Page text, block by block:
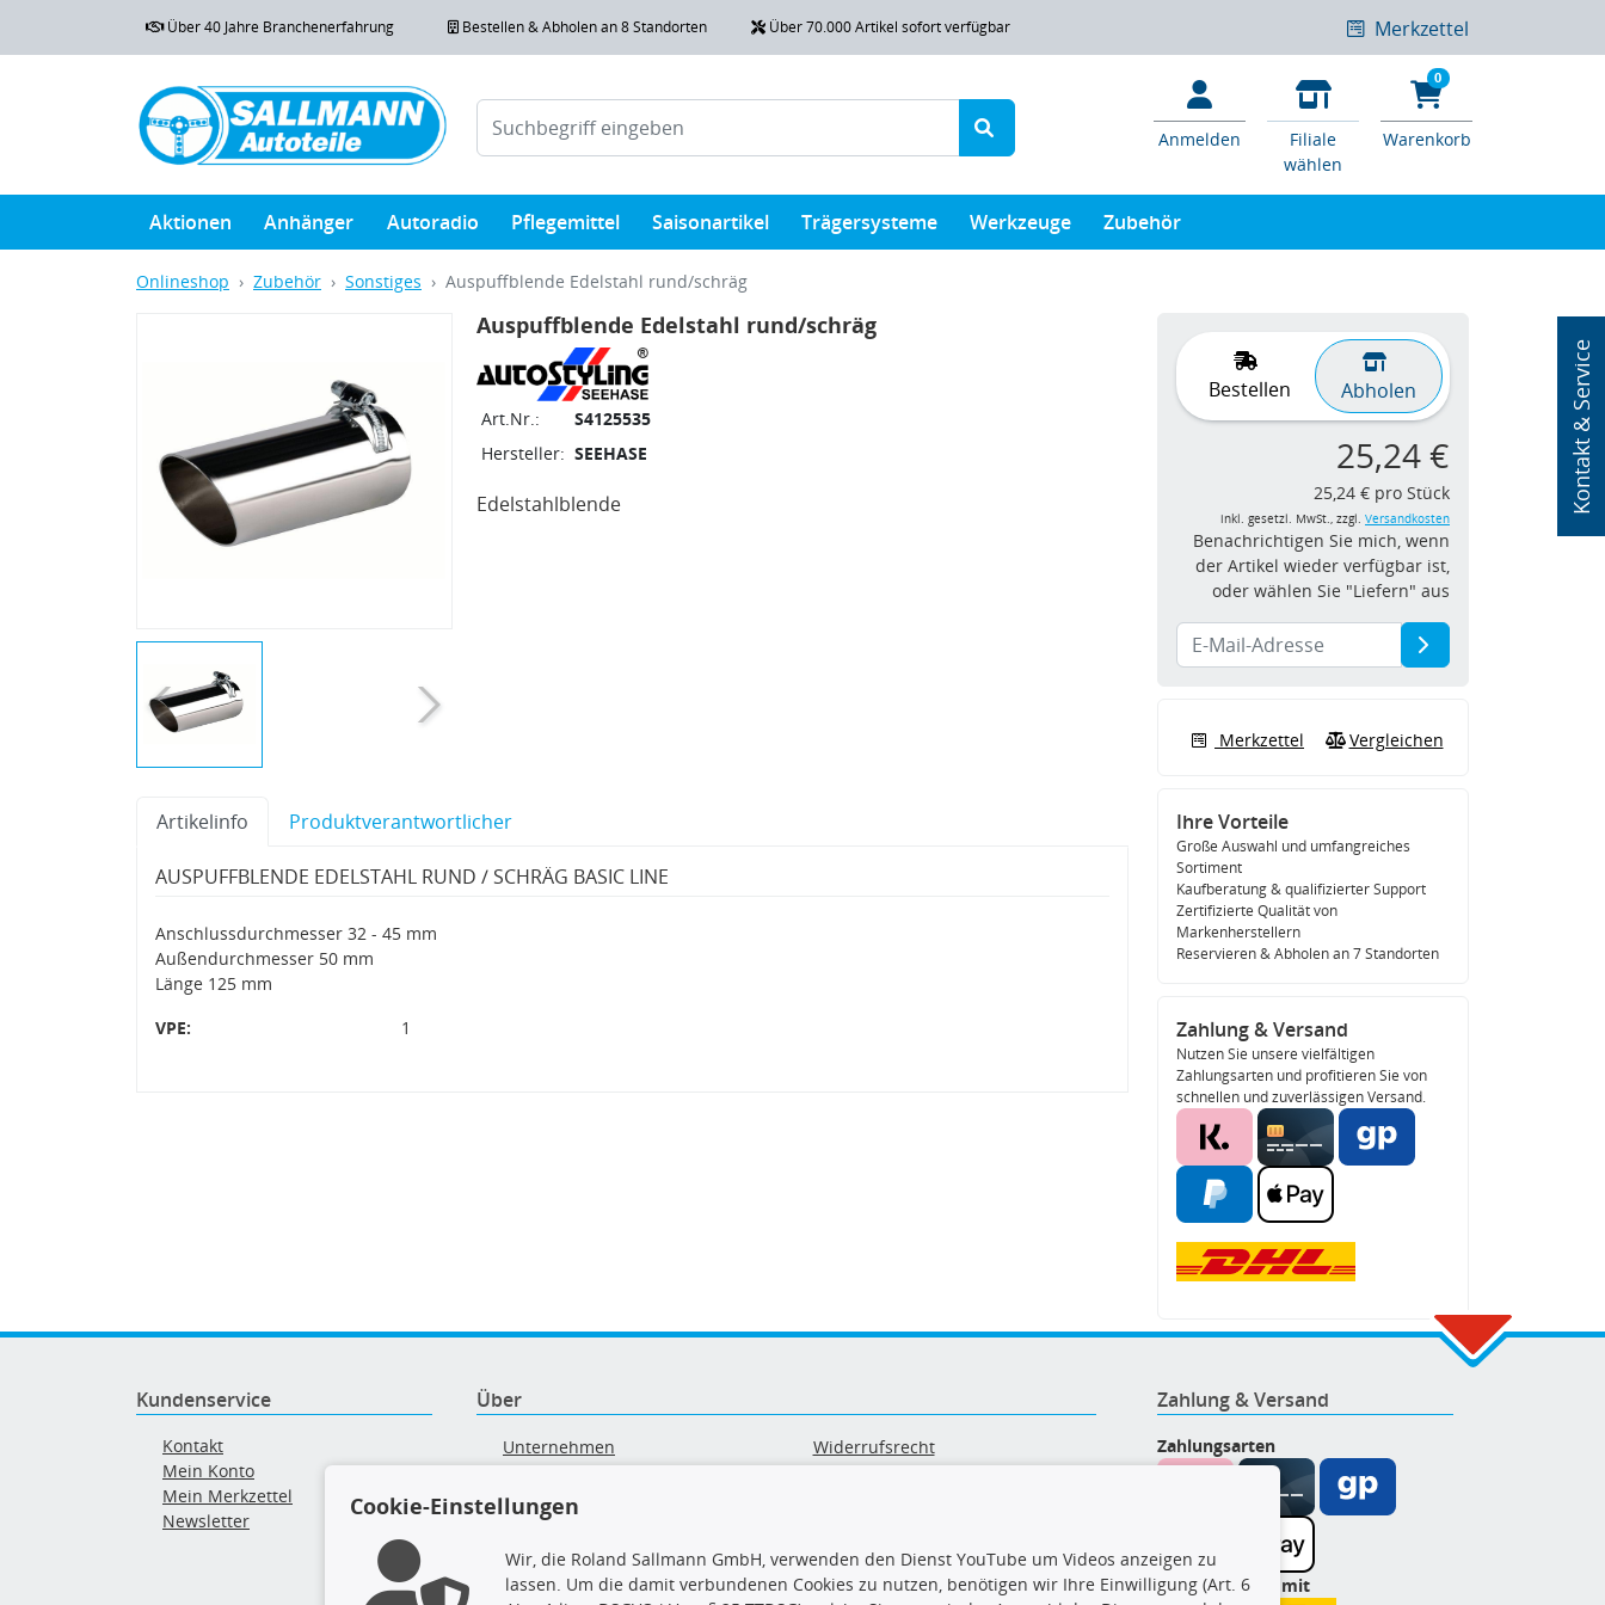
Kontakt & Service
Über 40 Jahre Branchenerfahrung Bestellen & Abholen an 8 Standorten Über 70.000 Artikel sofort verfügbar Merkzettel
Anmelden
Filiale
wählen
0
Warenkorb
Aktionen Anhänger Autoradio Pflegemittel Saisonartikel Trägersysteme Werkzeuge Zubehör
Onlineshop Zubehör Sonstiges Auspuffblende Edelstahl rund/schräg
Auspuffblende Edelstahl rund/schräg
Art.Nr.:
S4125535
Hersteller: SEEHASE
Edelstahlblende
Artikelinfo Produktverantwortlicher
AUSPUFFBLENDE EDELSTAHL RUND / SCHRÄG BASIC LINE
Anschlussdurchmesser 32 - 45 mm
Außendurchmesser 50 mm
Länge 125 mm
VPE:
1
Bestellen Abholen
25,24 €
25,24 € pro Stück
inkl. gesetzl. MwSt., zzgl. Versandkosten
Benachrichtigen Sie mich, wenn
der Artikel wieder verfügbar ist,
oder wählen Sie "Liefern" aus
Merkzettel Vergleichen
Ihre Vorteile
Große Auswahl und umfangreiches
Sortiment
Kaufberatung & qualifizierter Support
Zertifizierte Qualität von
Markenherstellern
Reservieren & Abholen an 7 Standorten
Zahlung & Versand
Nutzen Sie unsere vielfältigen
Zahlungsarten und profitieren Sie von
schnellen und zuverlässigen Versand.
Kundenservice
Kontakt
Mein Konto
Mein Merkzettel
Newsletter
Über
Unternehmen
Versand & Zahlung
Widerrufsrecht
Barrierefreiheitserklärung
Zahlung & Versand
Zahlungsarten
Wir versenden mit
Cookie-Einstellungen
Wir, die Roland Sallmann GmbH, verwenden den Dienst YouTube um Videos anzeigen zu
lassen. Um die damit verbundenen Cookies zu nutzen, benötigen wir Ihre Einwilligung (Art. 6